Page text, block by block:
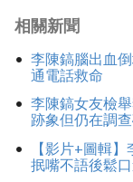
相關新聞
李陳鎬腦出血
通電話救命
李陳鎬女友檢
跡象但仍在調
【影片+圖輯
抿嘴不語後鬆